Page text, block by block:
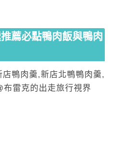
推薦必點鴨肉飯與鴨肉